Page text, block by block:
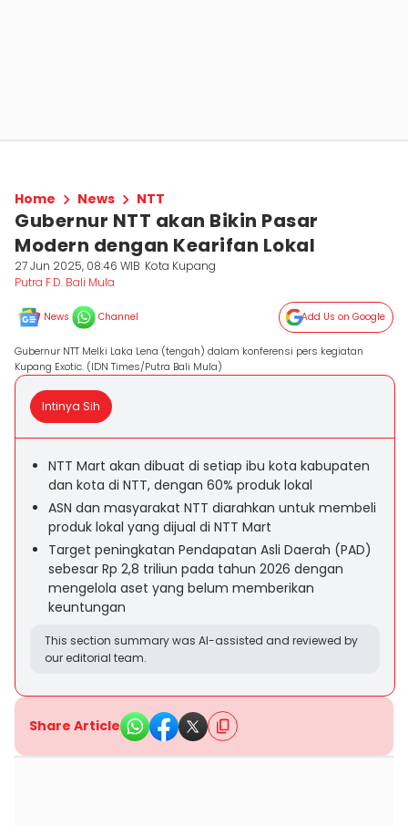
Home News NTT
Gubernur NTT akan Bikin Pasar
Modern dengan Kearifan Lokal
27 Jun 2025, 08:46 WIB Kota Kupang
Putra F.D. Bali Mula
News Channel Add Us on Google
Gubernur NTT Melki Laka Lena (tengah) dalam konferensi pers kegiatan
Kupang Exotic. (IDN Times/Putra Bali Mula)
Intinya Sih
NTT Mart akan dibuat di setiap ibu kota kabupaten
dan kota di NTT, dengan 60% produk lokal
ASN dan masyarakat NTT diarahkan untuk membeli
produk lokal yang dijual di NTT Mart
Target peningkatan Pendapatan Asli Daerah (PAD)
sebesar Rp 2,8 triliun pada tahun 2026 dengan
mengelola aset yang belum memberikan
keuntungan
This section summary was AI-assisted and reviewed by
our editorial team.
Share Article